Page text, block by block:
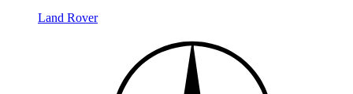
Land Rover